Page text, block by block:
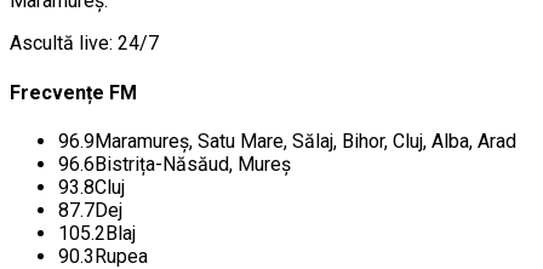
Ascultă live: 24/7
Frecvențe FM
96.9Maramureș, Satu Mare, Sălaj, Bihor, Cluj, Alba, Arad
96.6Bistrița-Năsăud, Mureș
93.8Cluj
87.7Dej
105.2Blaj
90.3Rupea